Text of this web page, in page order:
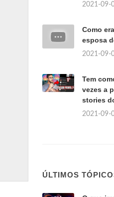
2021-09-
Como
esposa
2021-09-
Tem
vezes a
stories
2021-09-
ÚLTIMOS